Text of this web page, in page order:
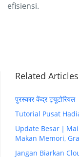
efisiensi.
Related Articles
पुरस्कार केंद्र ट्यूटोरियल
Tutorial Pusat
Update Besar｜
Makan Memori,
Jangan Biarkan